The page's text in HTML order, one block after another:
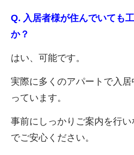
Q. 入居者様が住んでいても
か？
はい、可能です。
実際に多くのアパートで入
っています。
事前にしっかりご案内を行
でご安心ください。